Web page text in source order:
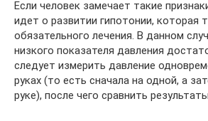
Если человек замечает такие
идет о развитии гипотонии, которая
обязательного лечения. В данном
низкого показателя давления
следует измерить давление
руках (то есть сначала на одной, а
руке), после чего сравнить